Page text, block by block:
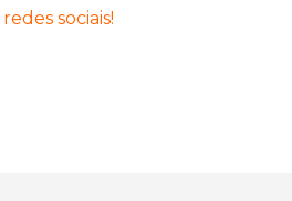
sociais!